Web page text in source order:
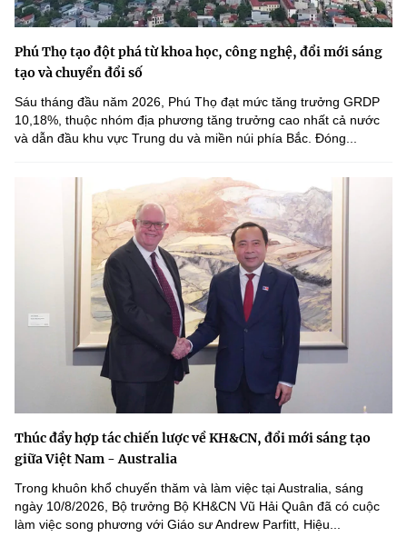
Phú Thọ tạo đột phá từ khoa học, công nghệ, đổi mới sáng
tạo và chuyển đổi số
Sáu tháng đầu năm 2026, Phú Thọ đạt mức tăng trưởng GRDP
10,18%, thuộc nhóm địa phương tăng trưởng cao nhất cả nước
và dẫn đầu khu vực Trung du và miền núi phía Bắc. Đóng...
Thúc đẩy hợp tác chiến lược về KH&CN, đổi mới sáng tạo
giữa Việt Nam - Australia
Trong khuôn khổ chuyến thăm và làm việc tại Australia, sáng
ngày 10/8/2026, Bộ trưởng Bộ KH&CN Vũ Hải Quân đã có cuộc
làm việc song phương với Giáo sư Andrew Parfitt, Hiệu...